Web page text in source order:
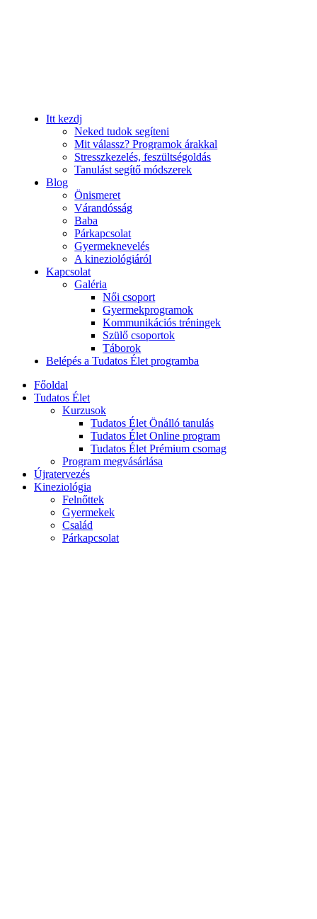
Itt kezdj
Neked tudok segíteni
Mit válassz? Programok árakkal
Stresszkezelés, feszültségoldás
Tanulást segítő módszerek
Blog
Önismeret
Várandósság
Baba
Párkapcsolat
Gyermeknevelés
A kineziológiáról
Kapcsolat
Galéria
Női csoport
Gyermekprogramok
Kommunikációs tréningek
Szülő csoportok
Táborok
Belépés a Tudatos Élet programba
Főoldal
Tudatos Élet
Kurzusok
Tudatos Élet Önálló tanulás
Tudatos Élet Online program
Tudatos Élet Prémium csomag
Program megvásárlása
Újratervezés
Kineziológia
Felnőttek
Gyermekek
Család
Párkapcsolat